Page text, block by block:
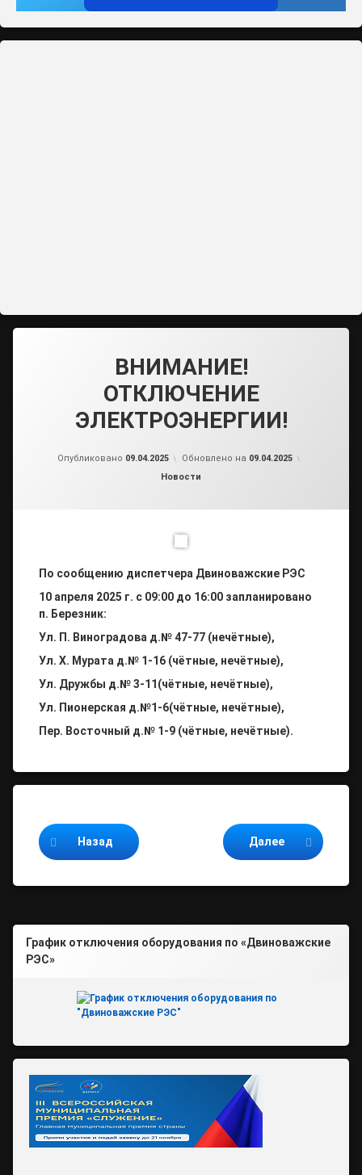
ВНИМАНИЕ!
ОТКЛЮЧЕНИЕ
ЭЛЕКТРОЭНЕРГИИ!
Опубликовано 09.04.2025 Обновлено на 09.04.2025
Рубрики:
Новости
По сообщению диспетчера Двиноважские РЭС
10 апреля 2025 г. с 09:00 до 16:00 запланировано
п. Березник:
Ул. П. Виноградова д.№ 47-77 (нечётные),
Ул. Х. Мурата д.№ 1-16 (чётные, нечётные),
Ул. Дружбы д.№ 3-11(чётные, нечётные),
Ул. Пионерская д.№1-6(чётные, нечётные),
Пер. Восточный д.№ 1-9 (чётные, нечётные).
Назад Далее
График отключения оборудования по «Двиноважские
РЭС»